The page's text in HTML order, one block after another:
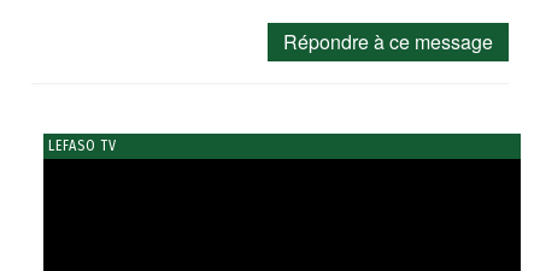
Répondre à ce message
LEFASO TV